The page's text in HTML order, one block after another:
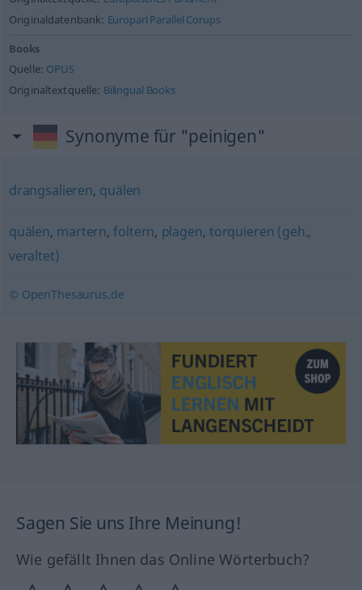
Originaldatenbank: Europarl Parallel Corups
Books
Quelle: OPUS
Originaltextquelle: Bilingual Books
Synonyme für "peinigen"
drangsalieren, quälen
quälen, martern,foltern, plagen, torquieren (geh.,
veraltet)
© OpenThesaurus.de
Sagen Sie uns Ihre Meinung!
Wie gefällt Ihnen das Online Wörterbuch?